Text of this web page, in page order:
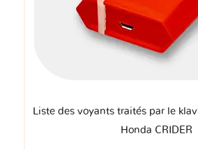
Liste des voyants traités par le
Honda CRIDER